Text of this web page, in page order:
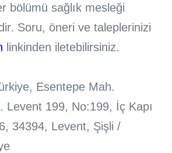
bölümü sağlık mesleği
Soru, öneri ve taleplerinizi
linkinden iletebilirsiniz.
Esentepe Mah.
Levent 199, No:199, İç Kapı
34394, Levent, Şişli /